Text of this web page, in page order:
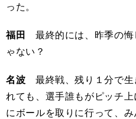
った。
福田
最終的には、昨季の悔
ゃない？
名波 最終戦、残り１分で生
れても、選手誰もがピッチ
にボールを取りに行って、